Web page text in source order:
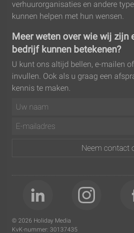
verhuur­organisaties en andere
kunnen helpen met hun wensen.
Meer weten over wie wij zijn
bedrijf kunnen betekenen?
U kunt ons altijd bellen, e-mailen
invullen. Ook als u graag een
kennis te maken.
© 2026 Holiday Media
KvK-nummer: 30137435